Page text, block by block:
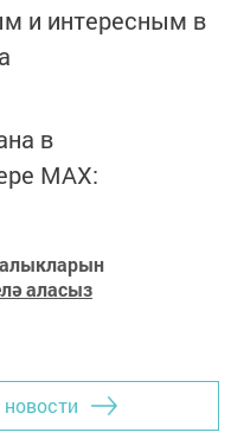
и интересным в
в
MАХ:
аласыз